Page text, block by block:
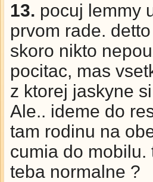
13. pocuj lemmy
prvom rade.
skoro nikto
pocitac, mas
z ktorej jaskyne
Ale.. ideme do
tam rodinu na
cumia do mobilu.
teba normalne ?